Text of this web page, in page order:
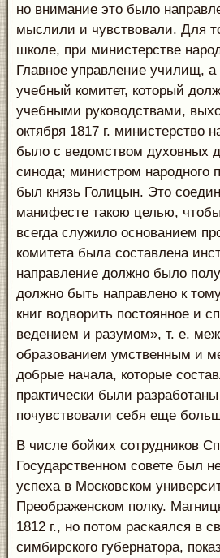
но внимание это было
мыслили и чувствовали. Для
школе, при министерстве
Главное управление училищ,
учебный комитет, который
учебными руководствами,
октября 1817 г. министерство
было с ведомством духовных
синода; министром народного
был князь Голицын. Это
манифесте такою целью,
всегда служило основанием
комитета была составлена
направление должно было
должно быть направлено к
книг водворить постоянное и
ведением и разумом», т. е.
образованием умственным и
добрые начала, которые
практически были
почувствовали себя еще
В числе бойких сотрудников
Государственном совете был
успеха в Московском
Преображенском полку.
1812 г., но потом раскаялся в
симбирского губернатора,